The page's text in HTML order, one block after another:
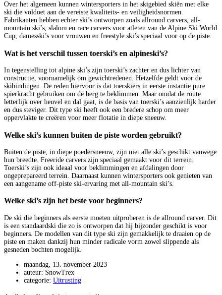
Over het algemeen kunnen wintersporters in het skigebied skiën met elke
ski die voldoet aan de vereiste kwaliteits- en veiligheidsnormen.
Fabrikanten hebben echter ski’s ontworpen zoals allround carvers, all-
mountain ski’s, slalom en race carvers voor atleten van de Alpine Ski World
Cup, damesski’s voor vrouwen en freestyle ski’s speciaal voor op de piste.
Wat is het verschil tussen toerski’s en alpineski’s?
In tegenstelling tot alpine ski’s zijn toerski’s zachter en dus lichter van
constructie, voornamelijk om gewichtredenen. Hetzelfde geldt voor de
skibindingen. De reden hiervoor is dat toerskiërs in eerste instantie pure
spierkracht gebruiken om de berg te beklimmen. Maar omdat de route
letterlijk over heuvel en dal gaat, is de basis van toerski’s aanzienlijk harder
en dus steviger. Dit type ski heeft ook een bredere schop om meer
oppervlakte te creëren voor meer flotatie in diepe sneeuw.
Welke ski’s kunnen buiten de piste worden gebruikt?
Buiten de piste, in diepe poedersneeuw, zijn niet alle ski’s geschikt vanwege
hun breedte. Freeride carvers zijn speciaal gemaakt voor dit terrein.
Toerski’s zijn ook ideaal voor beklimmingen en afdalingen door
ongeprepareerd terrein. Daarnaast kunnen wintersporters ook genieten van
een aangename off-piste ski-ervaring met all-mountain ski’s.
Welke ski’s zijn het beste voor beginners?
De ski die beginners als eerste moeten uitproberen is de allround carver. Dit
is een standaardski die zo is ontworpen dat hij bijzonder geschikt is voor
beginners. De modellen van dit type ski zijn gemakkelijk te draaien op de
piste en maken dankzij hun minder radicale vorm zowel slippende als
gesneden bochten mogelijk.
maandag, 13. november 2023
auteur: SnowTrex
categorie: Uitrusting